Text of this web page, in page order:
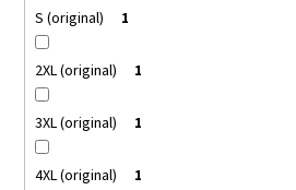
S (original) 1
2XL (original) 1
3XL (original) 1
4XL (original) 1